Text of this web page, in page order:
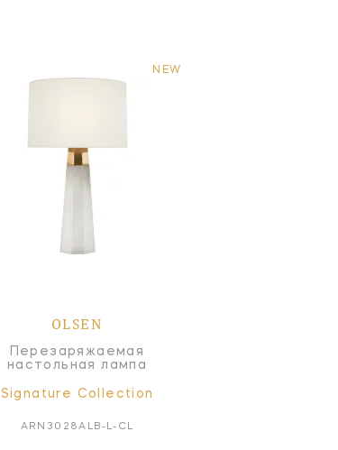
NEW
OLSEN
Перезаряжаемая
настольная лампа
Signature Collection
ARN3028ALB-L-CL